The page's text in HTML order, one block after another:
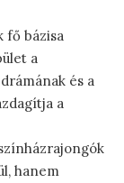
fő bázisa
a
és a
a
hanem